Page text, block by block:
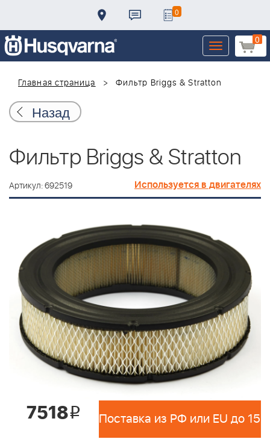
0
0
Toggle
navigation
Главная страница
Фильтр Briggs & Stratton
Назад
Фильтр Briggs & Stratton
Артикул: 692519 Используется в двигателях
7518i